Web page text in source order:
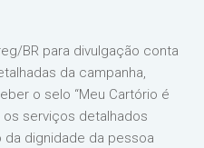
BR para divulgação conta
da campanha,
o selo “Meu Cartório é
os serviços detalhados
dignidade da pessoa